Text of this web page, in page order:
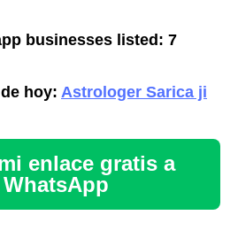
businesses listed: 7
hoy: Astrologer Sarica ji
enlace gratis a
WhatsApp